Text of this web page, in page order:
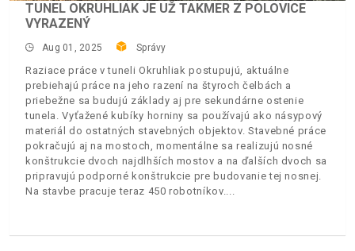
TUNEL OKRUHLIAK JE UŽ TAKMER Z POLOVICE
VYRAZENÝ
Aug 01, 2025 Správy
Raziace práce v tuneli Okruhliak postupujú, aktuálne
prebiehajú práce na jeho razení na štyroch čelbách a
priebežne sa budujú základy aj pre sekundárne ostenie
tunela. Vyťažené kubíky horniny sa používajú ako násypový
materiál do ostatných stavebných objektov. Stavebné práce
pokračujú aj na mostoch, momentálne sa realizujú nosné
konštrukcie dvoch najdlhších mostov a na ďalších dvoch sa
pripravujú podporné konštrukcie pre budovanie tej nosnej.
Na stavbe pracuje teraz 450 robotníkov.